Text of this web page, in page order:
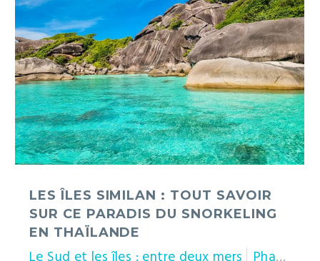
:
tout
savoir
sur
ce
paradis
du
snorkeling
en
LES ÎLES SIMILAN : TOUT SAVOIR
SUR CE PARADIS DU SNORKELING
EN THAÏLANDE